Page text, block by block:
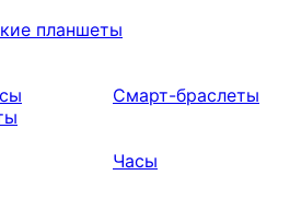
планшеты
Смарт-браслеты
Часы